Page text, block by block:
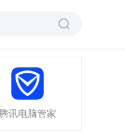
腾讯电脑管家